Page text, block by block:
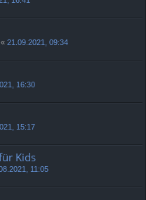
« 21.09.2021, 09:34
16:30
15:17
Kids
11:05